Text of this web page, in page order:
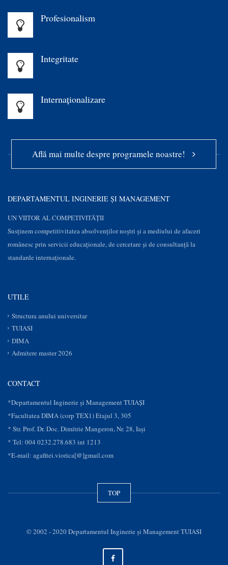
Profesionalism
Integritate
Internaționalizare
Află mai multe despre programele noastre!
DEPARTAMENTUL INGINERIE ȘI MANAGEMENT
UN VIITOR AL COMPETIVITĂȚII
Susţinem competitivitatea absolvenților noștri și a mediului de afaceri
românesc prin servicii educaţionale, de cercetare şi de consultanţă la
standarde internaționale.
UTILE
Structura anului universitar
TUIASI
DIMA
Admitere master 2026
CONTACT
*Departamentul Inginerie și Management TUIAȘI
*Facultatea DIMA (corp TEX1) Etajul 3, 305
* Str. Prof. Dr. Doc. Dimitrie Mangeron, Nr. 28, Iaşi
* Tel: 004 0232.278.683 int 1213
*E-mail: agafitei.viorica[@]gmail.com
TOP
© 2002 - 2020 Departamentul Inginerie şi Management TUIASI